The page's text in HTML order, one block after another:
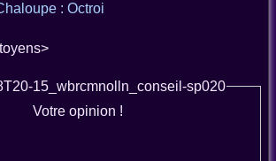
: Octroi
15_wbrcmnolln_conseil-sp020
Votre opinion !